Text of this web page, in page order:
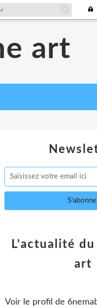
art
L'actualité
art
Voir le profil de